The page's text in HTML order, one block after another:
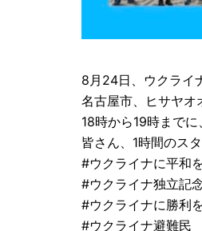
8月24日、ウクラ
名古屋市、ヒサヤオ
18時から19時までに、
皆さん、1時間のス
#ウクライナに平和
#ウクライナ独立記
#ウクライナに勝利
#ウクライナ避難民